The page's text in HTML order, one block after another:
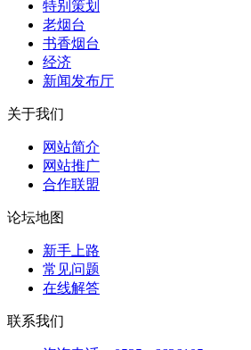
特别策划
老烟台
书香烟台
经济
新闻发布厅
关于我们
网站简介
网站推广
合作联盟
论坛地图
新手上路
常见问题
在线解答
联系我们